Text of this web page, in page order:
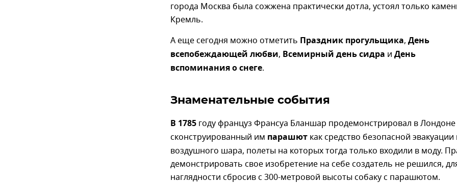
города Москва была сожжена практически дотла, устоял только
Кремль.
А еще сегодня можно отметить Праздник прогульщика, День
всепобеждающей любви, Всемирный день сидра и День
вспоминания о снеге.
Знаменательные события
В 1785 году француз Франсуа Бланшар продемонстрировал в Лондоне
сконструированный им парашют как средство безопасной эвакуации
воздушного шара, полеты на которых тогда только входили в моду.
демонстрировать свое изобретение на себе создатель не решился,
наглядности сбросив с 300-метровой высоты собаку с парашютом.